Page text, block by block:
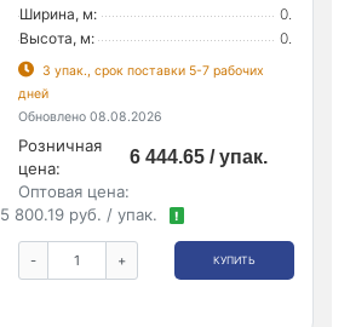
Ширина, м:
0.
Высота, м:
0.
3 упак., срок поставки 5-7 рабочих
дней
Обновлено 08.08.2026
Розничная
цена:
6 444.65 / упак.
Оптовая цена:
5 800.19 руб. / упак.
!
- + КУПИТЬ